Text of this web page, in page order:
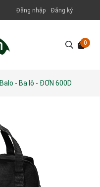
Đăng nhập Đăng ký
0
Balo - Ba lô - ĐƠN 600D